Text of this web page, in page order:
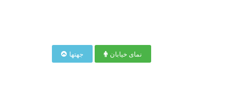
جهتها نمای خیابان